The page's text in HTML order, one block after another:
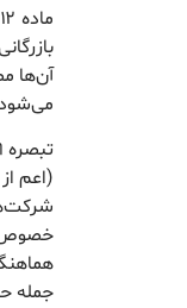
(اعم
خصوص
جمله